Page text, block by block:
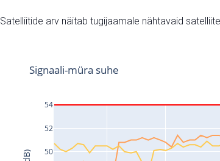
Satelliitide arv näitab tugijaamale nähtavaid